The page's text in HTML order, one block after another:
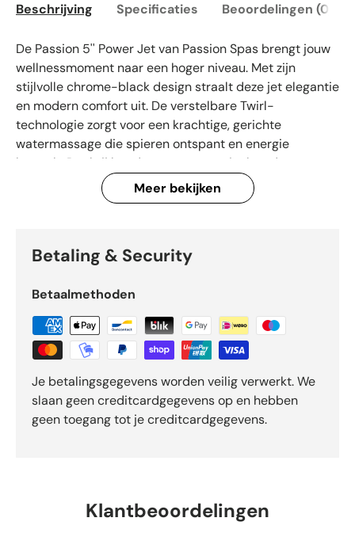
Beschrijving Specificaties Beoordelingen (0)
De Passion 5'' Power Jet van Passion Spas brengt jouw
wellnessmoment naar een hoger niveau. Met zijn
stijlvolle chrome-black design straalt deze jet elegantie
en modern comfort uit. De verstelbare Twirl-
technologie zorgt voor een krachtige, gerichte
watermassage die spieren ontspant en energie
herstelt. Dankzij het duurzame materiaal en de
energiezuinige werking geniet je van langdurige
kwaliteit en efficiënt gebruik. De eenvoudige montage
bubbelbad. Een slimme keuze voor wie comfort, design
Meer bekijken
Betaling & Security
Betaalmethoden
Je betalingsgegevens worden veilig verwerkt. We
slaan geen creditcardgegevens op en hebben
geen toegang tot je creditcardgegevens.
Klantbeoordelingen